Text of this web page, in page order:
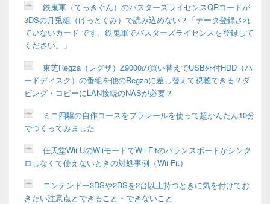
鉄鬼軍（てっきぐん）のバスターズライセンスQRコードが
3DSの月兎組（げっとぐみ）で読み込めない？「データ登録され
ていないカード です。鉄鬼軍でバスターズライセンスを登録して
ください。」
東芝Regza（レグザ）Z9000の買い替えでUSB外付HDD（ハ
ードディスク）の番組を他のRegzaに差し替えて視聴できる？ダ
ビング・コピーにLAN接続のNASが必要？
ミニ四駆の自作コースをプラレールを使って超かんたん10分
でつくってみました
任天堂Wii UのWiiモードでWii Fitのバランスボードがシンク
ロしなくて使えないときの対処事例（Wii Fit）
ニンテンドー3DSや2DSを2台以上持つときに気を付けてお
きたい注意点とできること・できないこと